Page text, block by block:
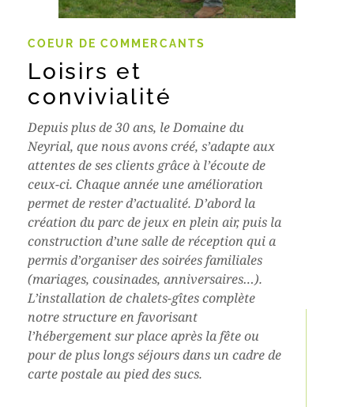
COEUR DE COMMERCANTS
Loisirs et
convivialité
Depuis plus de 30 ans, le Domaine du
Neyrial, que nous avons créé, s’adapte aux
attentes de ses clients grâce à l’écoute de
ceux-ci. Chaque année une amélioration
permet de rester d’actualité. D’abord la
création du parc de jeux en plein air, puis la
construction d’une salle de réception qui a
permis d’organiser des soirées familiales
(mariages, cousinades, anniversaires…).
L’installation de chalets-gîtes complète
notre structure en favorisant
l’hébergement sur place après la fête ou
pour de plus longs séjours dans un cadre de
carte postale au pied des sucs.